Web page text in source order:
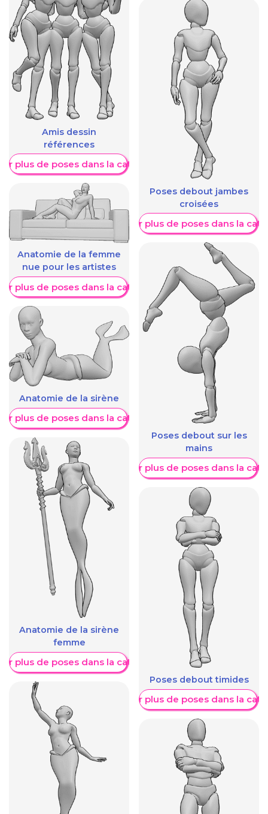
Amis dessin
références
plus de poses dans la catégorie
Anatomie de la femme
nue pour les artistes
plus de poses dans la catégorie
Anatomie de la sirène
plus de poses dans la catégorie
Anatomie de la sirène
femme
plus de poses dans la catégorie
Poses debout jambes
croisées
Afficher plus de poses dans la
Poses debout sur les
mains
Afficher plus de poses dans la
Poses debout timides
Afficher plus de poses dans la